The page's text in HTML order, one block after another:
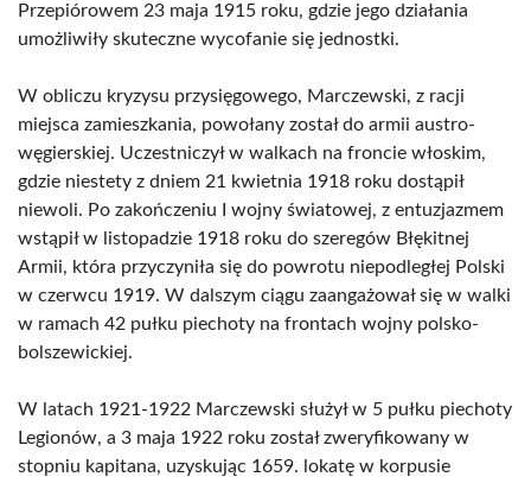
Przepiórowem 23 maja 1915 roku, gdzie jego działania
umożliwiły skuteczne wycofanie się jednostki.
W obliczu kryzysu przysięgowego, Marczewski, z racji
miejsca zamieszkania, powołany został do armii austro-
węgierskiej. Uczestniczył w walkach na froncie włoskim,
gdzie niestety z dniem 21 kwietnia 1918 roku dostąpił
niewoli. Po zakończeniu I wojny światowej, z entuzjazmem
wstąpił w listopadzie 1918 roku do szeregów Błękitnej
Armii, która przyczyniła się do powrotu niepodległej Polski
w czerwcu 1919. W dalszym ciągu zaangażował się w walki
w ramach 42 pułku piechoty na frontach wojny polsko-
bolszewickiej.
W latach 1921-1922 Marczewski służył w 5 pułku piechoty
Legionów, a 3 maja 1922 roku został zweryfikowany w
stopniu kapitana, uzyskując 1659. lokatę w korpusie